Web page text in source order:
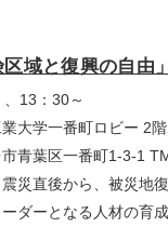
区域と復興の自由」
13：30～
大学一番町ロビー 2
区一番町1-3-1 TM
災直後から、被災地
ダーとなる人材の育